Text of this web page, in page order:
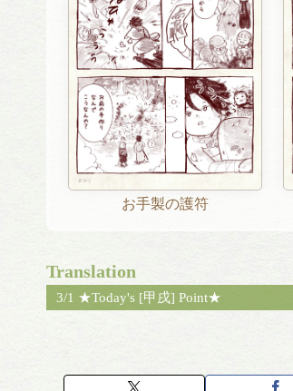
お手製の護符
Translation
3/1 ★Today's [甲戌] Point★